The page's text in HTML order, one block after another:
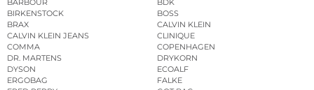
BIRKENSTOCK
BOSS
BRAX
CALVIN KLEIN
CALVIN KLEIN JEANS
CLINIQUE
COMMA
COPENHAGEN
DR. MARTENS
DRYKORN
DYSON
ECOALF
ERGOBAG
FALKE